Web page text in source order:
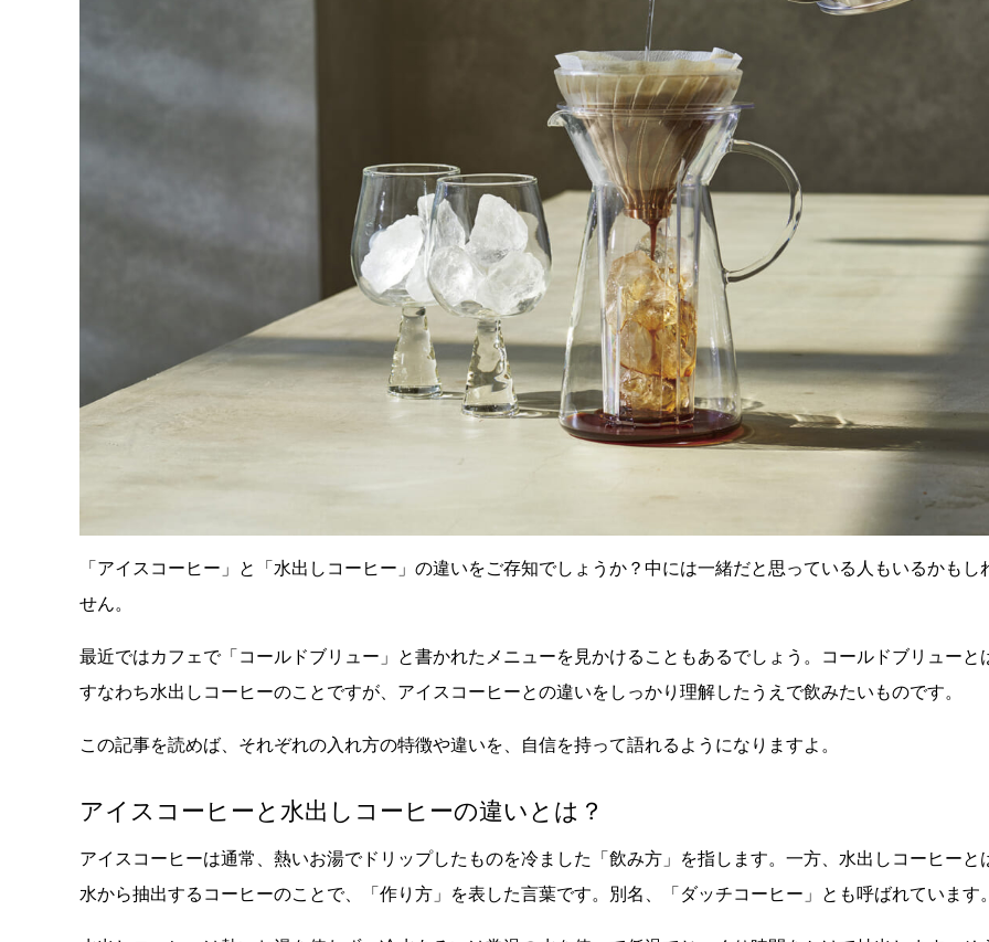
「アイスコーヒー」と「水出しコーヒー」の違いをご存知でしょうか？中には一緒だと思っている人もいるかもし
せん。
最近ではカフェで「コールドブリュー」と書かれたメニューを見かけることもあるでしょう。コールドブリューと
すなわち水出しコーヒーのことですが、アイスコーヒーとの違いをしっかり理解したうえで飲みたいものです。
この記事を読めば、それぞれの入れ方の特徴や違いを、自信を持って語れるようになりますよ。
アイスコーヒーと水出しコーヒーの違いとは？
アイスコーヒーは通常、熱いお湯でドリップしたものを冷ました「飲み方」を指します。一方、水出しコーヒーと
水から抽出するコーヒーのことで、「作り方」を表した言葉です。別名、「ダッチコーヒー」とも呼ばれています